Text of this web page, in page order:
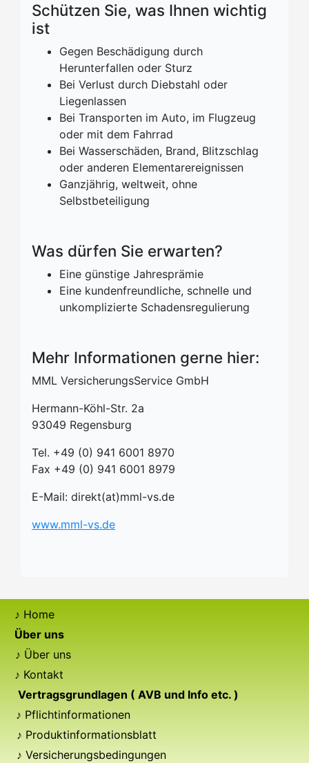
Home
Über uns
Über uns
Kontakt
Vertragsgrundlagen ( AVB und Info etc. )
Pflichtinformationen
Produktinformationsblatt
Versicherungsbedingungen
Schützen Sie, was Ihnen wichtig
ist
Gegen Beschädigung durch
Herunterfallen oder Sturz
Bei Verlust durch Diebstahl oder
Liegenlassen
Bei Transporten im Auto, im Flugzeug
oder mit dem Fahrrad
Bei Wasserschäden, Brand, Blitzschlag
oder anderen Elementarereignissen
Ganzjährig, weltweit, ohne
Selbstbeteiligung
Was dürfen Sie erwarten?
Eine günstige Jahresprämie
Eine kundenfreundliche, schnelle und
unkomplizierte Schadensregulierung
Mehr Informationen gerne hier:
MML VersicherungsService GmbH
Hermann-Köhl-Str. 2a
93049 Regensburg
Tel. +49 (0) 941 6001 8970
Fax +49 (0) 941 6001 8979
E-Mail: direkt(at)mml-vs.de
www.mml-vs.de